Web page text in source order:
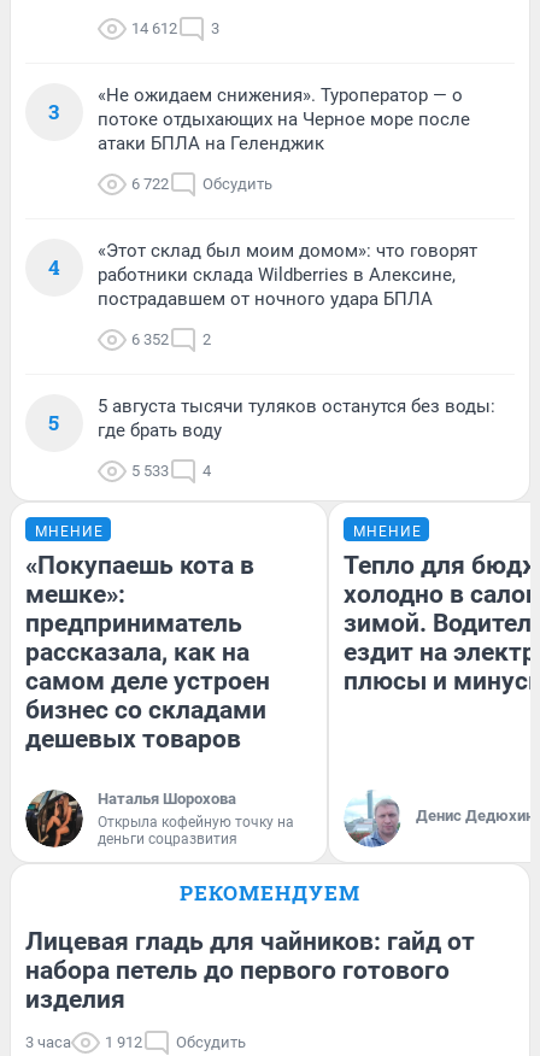
14 612 3
3
«Не ожидаем снижения». Туроператор — о
потоке отдыхающих на Черное море после
атаки БПЛА на Геленджик
6 722 Обсудить
4
«Этот склад был моим домом»: что говорят
работники склада Wildberries в Алексине,
пострадавшем от ночного удара БПЛА
6 352 2
5
5 августа тысячи туляков останутся без воды:
где брать воду
5 533 4
МНЕНИЕ
«Покупаешь кота в
мешке»:
предприниматель
рассказала, как на
самом деле устроен
бизнес со складами
дешевых товаров
Наталья Шорохова
Открыла кофейную точку на
деньги соцразвития
МНЕНИЕ
Тепло для
холодно в
зимой.
ездит на
плюсы и
Денис Дедюхин
РЕКОМЕНДУЕМ
Лицевая гладь для чайников: гайд от
набора петель до первого готового
изделия
3 часа 1 912 Обсудить